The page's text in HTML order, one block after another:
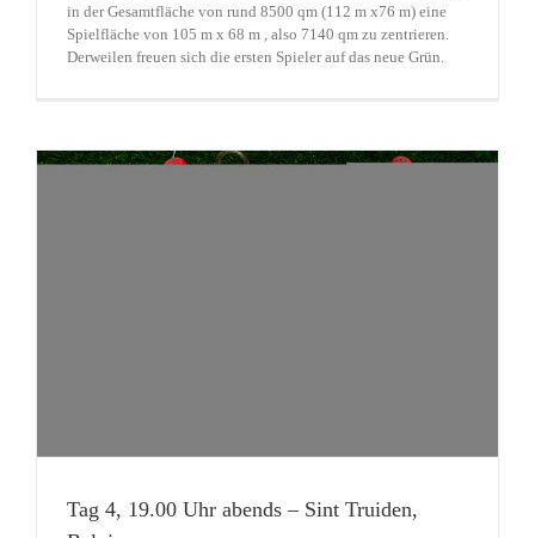
in der Gesamtfläche von rund 8500 qm (112 m x76 m) eine
Spielfläche von 105 m x 68 m , also 7140 qm zu zentrieren.
Derweilen freuen sich die ersten Spieler auf das neue Grün.
Tag 4, 19.00 Uhr abends – Sint Truiden,